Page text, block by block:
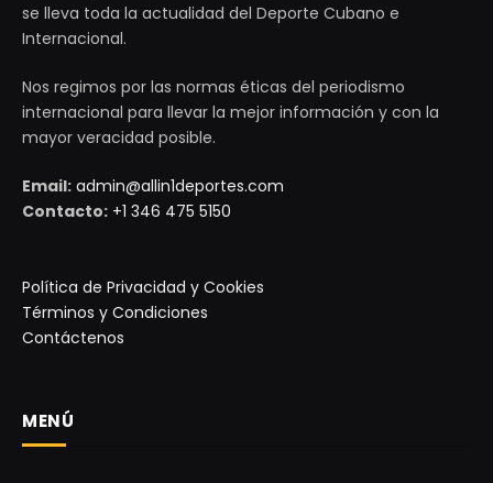
se lleva toda la actualidad del Deporte Cubano e
Internacional.
Nos regimos por las normas éticas del periodismo
internacional para llevar la mejor información y con la
mayor veracidad posible.
Email: admin@allin1deportes.com
Contacto: +1 346 475 5150
Política de Privacidad y Cookies
Términos y Condiciones
Contáctenos
MENÚ